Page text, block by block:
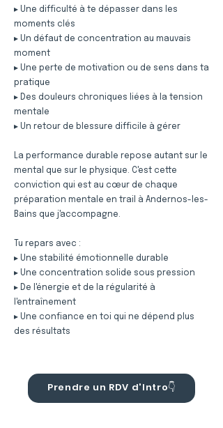
▸ Une difficulté à te dépasser dans les
moments clés
▸ Un défaut de concentration au mauvais
moment
▸ Une perte de motivation ou de sens dans ta
pratique
▸ Des douleurs chroniques liées à la tension
mentale
▸ Un retour de blessure difficile à gérer
La performance durable repose autant sur le
mental que sur le physique. C'est cette
conviction qui est au cœur de chaque
préparation mentale en trail à Andernos-les-
Bains que j'accompagne.
Tu repars avec :
▸ Une stabilité émotionnelle durable
▸ Une concentration solide sous pression
▸ De l'énergie et de la régularité à
l'entraînement
▸ Une confiance en toi qui ne dépend plus
des résultats
Prendre un RDV d'Intro👇